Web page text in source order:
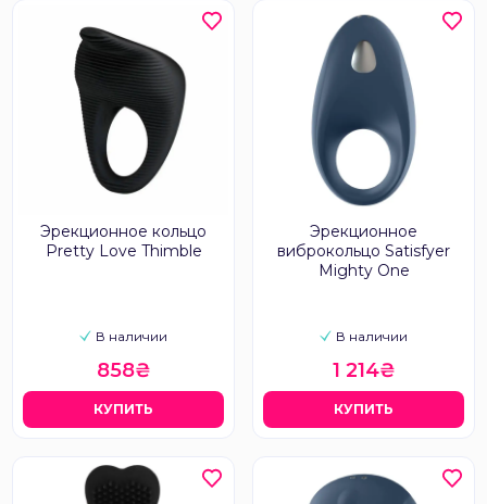
Эрекционное кольцо
Pretty Love Thimble
В наличии
858₴
КУПИТЬ
Эрекционное
виброкольцо Satisfyer
Mighty One
В наличии
1 214₴
КУПИТЬ